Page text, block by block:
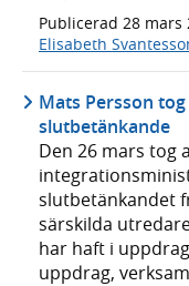
Publicerad 28 mars
Elisabeth
Mats Persson
slutbetänkande
Den 26 mars tog
slutbetänkandet
särskilda
har haft i
uppdrag,